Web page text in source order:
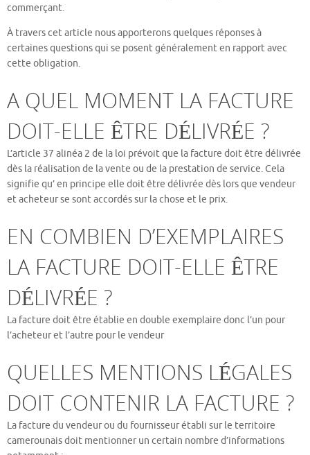
commerçant.
À travers cet article nous apporterons quelques réponses à
certaines questions qui se posent généralement en rapport avec
cette obligation.
A QUEL MOMENT LA FACTURE
DOIT-ELLE ÊTRE DÉLIVRÉE ?
L’article 37 alinéa 2 de la loi prévoit que la facture doit être délivrée
dès la réalisation de la vente ou de la prestation de service. Cela
signifie qu’ en principe elle doit être délivrée dès lors que vendeur
et acheteur se sont accordés sur la chose et le prix.
EN COMBIEN D’EXEMPLAIRES
LA FACTURE DOIT-ELLE ÊTRE
DÉLIVRÉE ?
La facture doit être établie en double exemplaire donc l’un pour
l’acheteur et l’autre pour le vendeur
QUELLES MENTIONS LÉGALES
DOIT CONTENIR LA FACTURE ?
La facture du vendeur ou du fournisseur établi sur le territoire
camerounais doit mentionner un certain nombre d’informations